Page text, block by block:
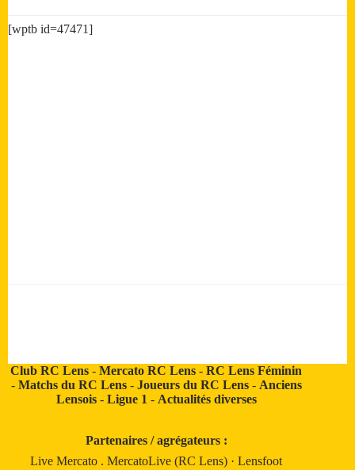
[wptb id=47471]
Club RC Lens -Mercato RC Lens -RC Lens Féminin
- Matchs du RC Lens- Joueurs du RC Lens- Anciens
Lensois- Ligue 1 - Actualités diverses
Partenaires / agrégateurs :
Live Mercato .MercatoLive (RC Lens) ·Lensfoot